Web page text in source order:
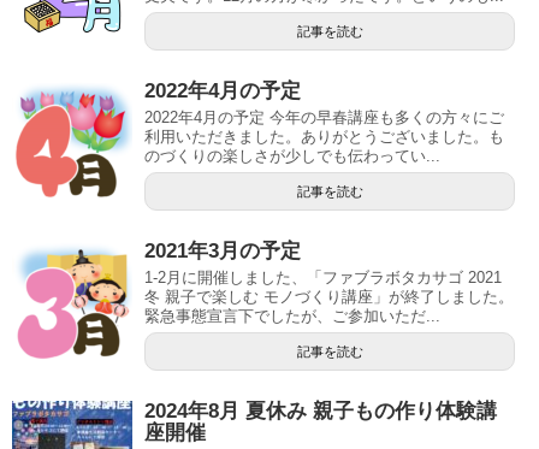
記事を読む
2022年4月の予定
2022年4月の予定 今年の早春講座も多くの方々にご
利用いただきました。ありがとうございました。も
のづくりの楽しさが少しでも伝わってい...
記事を読む
2021年3月の予定
1-2月に開催しました、「ファブラボタカサゴ 2021
冬 親子で楽しむ モノづくり講座」が終了しました。
緊急事態宣言下でしたが、ご参加いただ...
記事を読む
2024年8月 夏休み 親子もの作り体験講
座開催